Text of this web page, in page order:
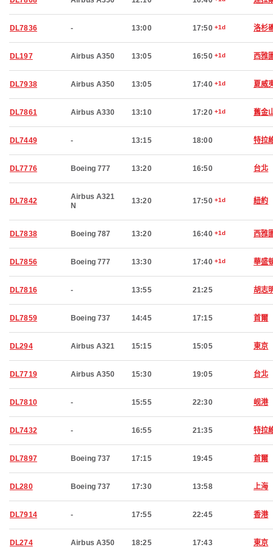
DL7836 - 13:00 17:50 +1d 洛杉
DL197 Airbus A350 13:05 16:50 +1d 西雅
DL7938 Airbus A350 13:05 17:40 +1d 夏威
DL7861 Airbus A330 13:10 17:20 +1d 舊金
DL7449 - 13:15 18:00 特拉
DL7776 Boeing 777 13:20 16:50 台北
DL7842
Airbus A321
N
13:20 17:50 +1d 紐約
DL7838 Boeing 787 13:20 16:40 +1d 西雅
DL7856 Boeing 777 13:30 17:40 +1d 華盛
DL7816 - 13:55 21:25 胡志
DL7859 Boeing 737 14:45 17:15 首爾
DL294 Airbus A321 15:15 15:05 東京
DL7719 Airbus A350 15:30 19:05 台北
DL7810 - 15:55 22:30 岘港
DL7432 - 16:55 21:35 特拉
DL7897 Boeing 737 17:15 19:45 首爾
DL280 Boeing 737 17:30 13:58 上海
DL7914 - 17:55 22:45 香港
DL274 Airbus A350 18:25 17:43 東京